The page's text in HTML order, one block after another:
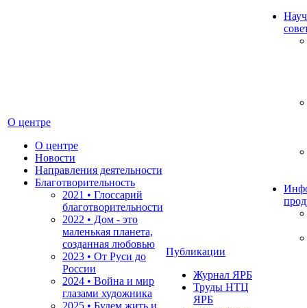
О центре
О центре
Новости
Направления деятельности
Благотворительность
2021 • Глоссарий
благотворительности
2022 • Дом - это
маленькая планета,
созданная любовью
2023 • От Руси до
России
2024 • Война и мир
глазами художника
2025 • Будем жить и
Публикации
Журнал ЯРБ
Труды НТЦ
ЯРБ